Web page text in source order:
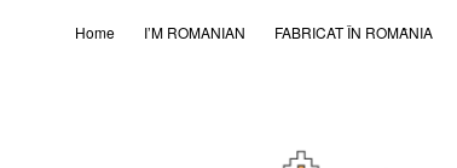
Home I’M ROMANIAN FABRICAT ÎN ROMȂNIA